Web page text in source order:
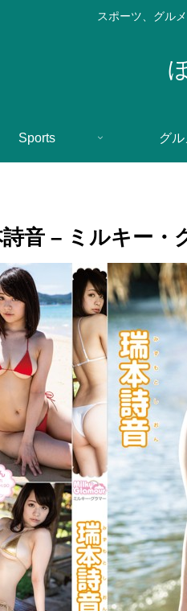
スポーツ、グル
Sports グル
音 – ミルキー・